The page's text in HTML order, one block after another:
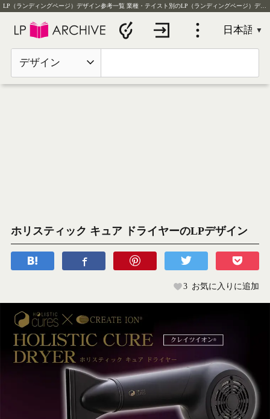
LP（ランディングページ）デザイン参考一覧 業種・テイスト別のLP（ランディングページ）デザイン実例を毎日更新
デザイン
ホリスティック キュア ドライヤーのLPデザイン
3 お気に入りに追加